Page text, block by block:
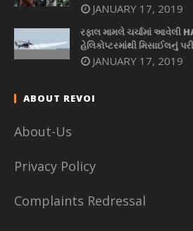
JANUARY 17, 2019
રફાલ મામલે ચર્ચામાં આવેલી
હેલિકોપ્ટરમાંથી મિસાઈલનું
JANUARY 17, 2019
ABOUT REVOI
About-Us
Privacy Policy
Complaints Redressal